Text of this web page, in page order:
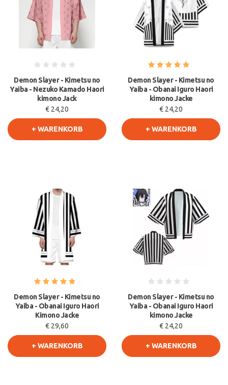
Demon Slayer - Kimetsu no
Yaiba - Nezuko Kamado Haori
kimono Jack
€ 24,20
+ WARENKORB
Demon Slayer - Kimetsu no
Yaiba - Obanai Iguro Haori
kimono Jacke
€ 24,20
+ WARENKORB
Demon Slayer - Kimetsu no
Yaiba - Obanai Iguro Haori
Kimono Jacke
€ 29,60
+ WARENKORB
Demon Slayer - Kimetsu no
Yaiba - Obanai Iguro Haori
kimono Jacke
€ 24,20
+ WARENKORB